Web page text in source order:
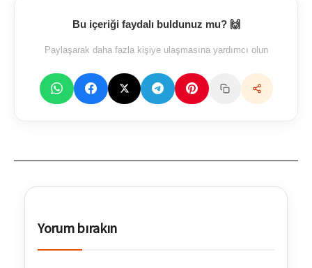
Bu içeriği faydalı buldunuz mu? 🙌
Paylaşarak daha fazla kişiye ulaşmasına yardımcı olun
Yorum bırakın